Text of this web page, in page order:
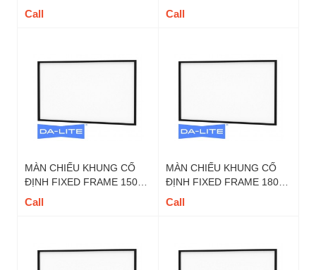
INCH DALITE - MÃ FIX120
TỶ LỆ 16 : 9
Call
INCH DALITE - MÃ FIX133
TỶ LỆ 16 : 9
Call
MÀN CHIẾU KHUNG CỐ
ĐỊNH FIXED FRAME 150
INCH DALITE - MÃ FIX150
Call
MÀN CHIẾU KHUNG CỐ
ĐỊNH FIXED FRAME 180
INCH DALITE - MÃ FIX180
Call